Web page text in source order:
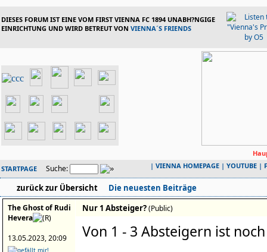
DIESES FORUM IST EINE VOM FIRST VIENNA FC 1894 UNABH?NGIGE
EINRICHTUNG UND WIRD BETREUT VON VIENNA´S FRIENDS
STARTPAGE
Suche: | VIENNA HOMEPAGE | YOUTUBE |
zurück zur Übersicht Die neuesten Beiträge
The Ghost of Rudi
Hevera
13.05.2023, 20:09
Nur 1 Absteiger?(Public)
Von 1 - 3 Absteigern ist